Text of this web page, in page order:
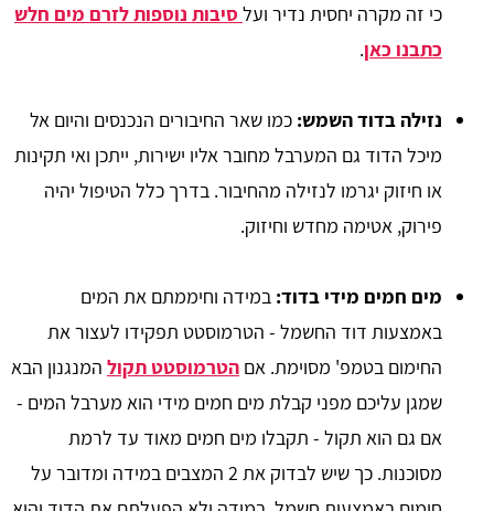
כי זה מקרה יחסית נדיר ועל סיבות נוספות לזרם מים חלש
כתבנו כאן.
נזילה בדוד השמש: כמו שאר החיבורים הנכנסים והיום אל
מיכל הדוד גם המערבל מחובר אליו ישירות, ייתכן ואי תקינות
או חיזוק יגרמו לנזילה מהחיבור. בדרך כלל הטיפול יהיה
פירוק, אטימה מחדש וחיזוק.
מים חמים מידי בדוד: במידה וחיממתם את המים
באמצעות דוד החשמל - הטרמוסטט תפקידו לעצור את
החימום בטמפ' מסוימת. אם הטרמוסטט תקול המנגנון הבא
שמגן עליכם מפני קבלת מים חמים מידי הוא מערבל המים -
אם גם הוא תקול - תקבלו מים חמים מאוד עד לרמת
מסוכנות. כך שיש לבדוק את 2 המצבים במידה ומדובר על